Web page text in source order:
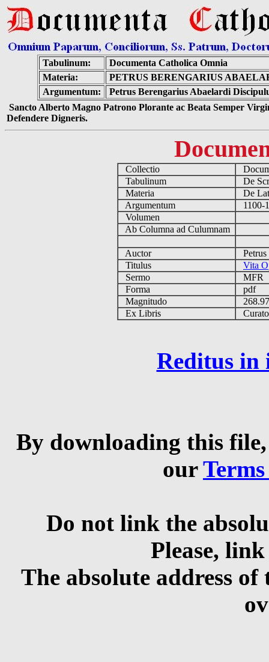
Tabulinum:
Documenta Catholica Omnia
Materia:
PETRUS BERENGARIUS
Argumentum:
Petrus Berengarius Abaelardi
Sancto Alberto Magno Patrono Plorante ac Beata Semper
Defendere Digneris.
Collectio
Tabulinum
De
Materia
De
Argumentum
1100-
Volumen
Ab Columna ad Culumnam
Auctor
Petrus
Titulus
Vita
Sermo
MFR
Forma
pdf
Magnitudo
Ex Libris
Reditus in
By downloading this
our
Do not link the
Please,
The absolute address